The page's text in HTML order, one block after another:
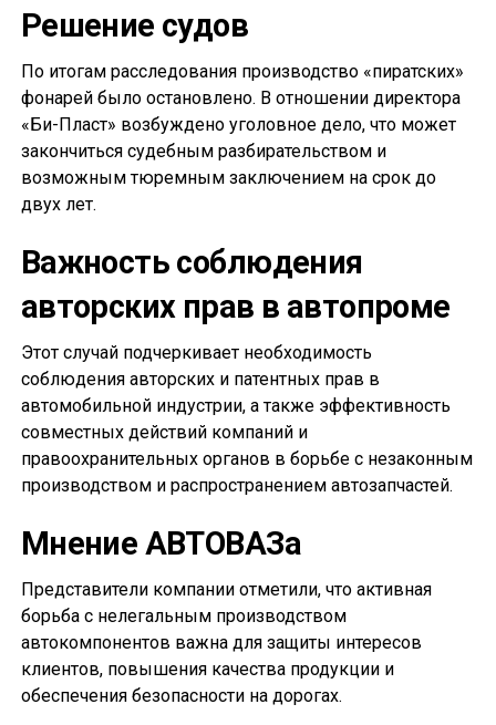
Решение судов
По итогам расследования производство «пиратских»
фонарей было остановлено. В отношении директора
«Би-Пласт» возбуждено уголовное дело, что может
закончиться судебным разбирательством и
возможным тюремным заключением на срок до
двух лет.
Важность соблюдения
авторских прав в автопроме
Этот случай подчеркивает необходимость
соблюдения авторских и патентных прав в
автомобильной индустрии, а также эффективность
совместных действий компаний и
правоохранительных органов в борьбе с незаконным
производством и распространением автозапчастей.
Мнение АВТОВАЗа
Представители компании отметили, что активная
борьба с нелегальным производством
автокомпонентов важна для защиты интересов
клиентов, повышения качества продукции и
обеспечения безопасности на дорогах.